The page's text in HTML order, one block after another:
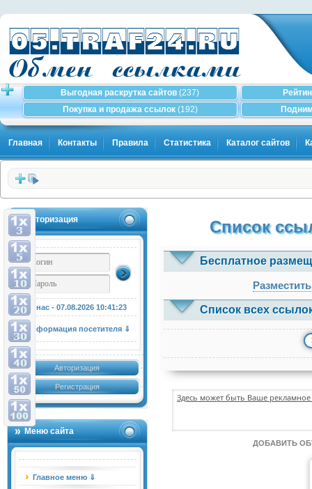
Выгодная раскрутка сайтов (237)
Покупка и продажа ссылок (192)
Главная Контакты Правила Статистика Каталог сайтов
Авторизация
У нас - 07.08.2026 10:41:23
Информация посетителя ⇓
Авторизация
Регистрация
Меню сайта
Главное меню ⇓
Список
Бесплатное
Список всех
Здесь может быть Ваше
ДОБАВИТЬ